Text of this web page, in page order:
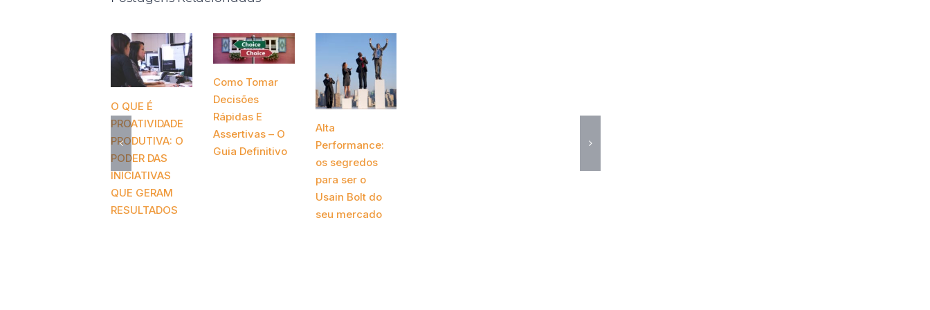
O QUE É
PROATIVIDADE
PRODUTIVA: O
PODER DAS
INICIATIVAS
QUE GERAM
RESULTADOS
Como Tomar
Decisões
Rápidas E
Assertivas – O
Guia Definitivo
Alta
Performance:
os segredos
para ser o
Usain Bolt do
seu mercado